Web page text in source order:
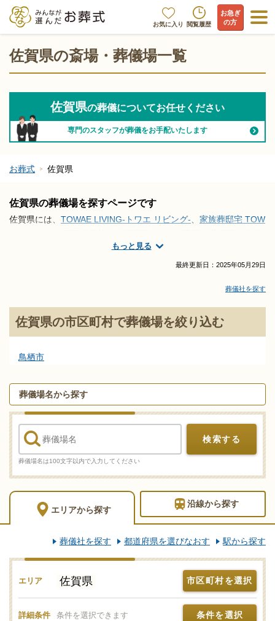
お気に入り 閲覧履歴
お急ぎ
の方
佐賀県の斎場・葬儀場一覧
佐賀県の葬儀についてお任せください
専門のスタッフが葬儀をお手配いたします
お葬式 佐賀県
もっと見る
佐賀県の葬儀場を探すページです
佐賀県には、 TOWAE LIVING-トワエ リビング-、 家族葬邸宅 TOW
します。佐賀県で斎場・葬儀場の情報をお探しですか？家族葬や
火葬式を執り行う場所の選び方や段取りの仕方をはじめ、式場・
が選んだお葬式」にお任せください。各エリアで利用者が多い式
場・火葬場、参列者が集まりやすい便利な沿線・駅を選んで、セ
レモニーホールや火葬場を検索！施設予約や空き日程の確認・利
用状況などのお問合せも承りますので、まずはご相談ください。
写真を見ながら場所の雰囲気や価格相場を近隣の斎場・葬儀場と
したり、しっかりと情報収集して佐賀県の最適な式場・火葬場を
ご確認ください。
葬儀と葬式、告別式の違いとは？葬儀の意味、費用相場や流れ
も解説
家族葬の基礎知識｜費用や流れ、メリットと注意点について
最終更新日： 2025年05月29日
葬儀社を探す
佐賀県の市区町村で葬儀場を絞り込む
鳥栖市
葬儀場名から探す
検索する
葬儀場名は100文字以内で入力してください
エリアから探す
沿線から探す
葬儀社を探す 都道府県を選びなおす 駅から探す
エリア 佐賀県 市区町村を選択
詳細条件 条件を選択できます 条件を選択